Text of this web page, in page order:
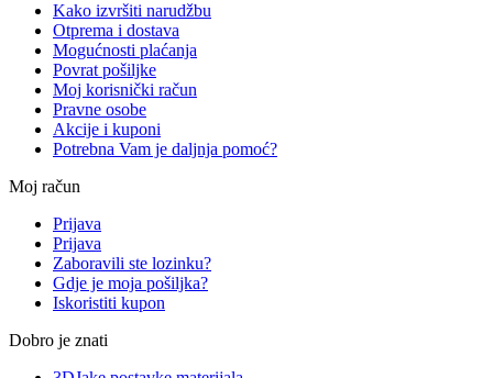
Kako izvršiti narudžbu
Otprema i dostava
Mogućnosti plaćanja
Povrat pošiljke
Moj korisnički račun
Pravne osobe
Akcije i kuponi
Potrebna Vam je daljnja pomoć?
Moj račun
Prijava
Prijava
Zaboravili ste lozinku?
Gdje je moja pošiljka?
Iskoristiti kupon
Dobro je znati